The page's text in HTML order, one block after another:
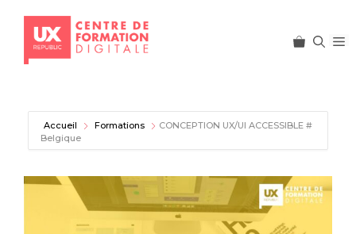
contenuAccueil Formations
CONCEPTION UX/UI ACCESSIBLE #
Belgique